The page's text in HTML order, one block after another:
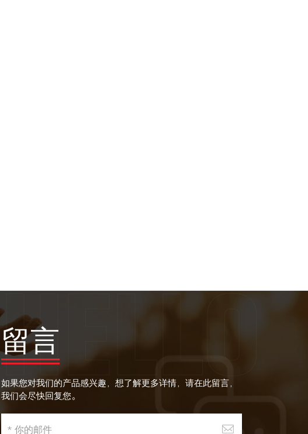
留言
如果您对我们的产品感兴趣，想了解更多详情，请在此留言，
我们会尽快回复您。